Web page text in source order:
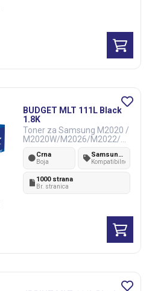
BUDGET MLT 111L Black
1.8K
Toner za Samsung M2020 /
M2020W/M2026/M2022/M
020FW/M2070W
Crna
Boja
Samsung Xpress M2020/M2020W/M2022/M2022W/M2026/M2070/M2070W/M2021/M2071
Kompatibilnost
1000 strana
Br. stranica